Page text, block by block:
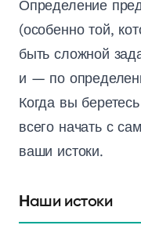
Определение
(особенно той,
быть сложной
и — по
Когда вы
всего начать с
ваши истоки.
Наши истоки